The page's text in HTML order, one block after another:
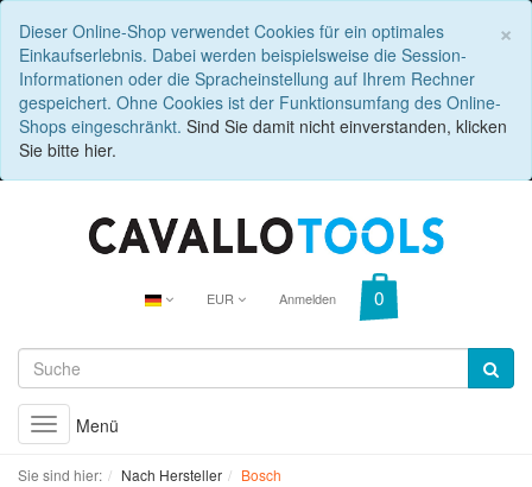
×
Dieser Online-Shop verwendet Cookies für ein optimales
Einkaufserlebnis. Dabei werden beispielsweise die Session-
Informationen oder die Spracheinstellung auf Ihrem Rechner
gespeichert. Ohne Cookies ist der Funktionsumfang des Online-
Shops eingeschränkt. Sind Sie damit nicht einverstanden, klicken
Sie bitte hier.
EUR Anmelden
Toggle
navigation
Menü
Sie sind hier: Nach Hersteller Bosch